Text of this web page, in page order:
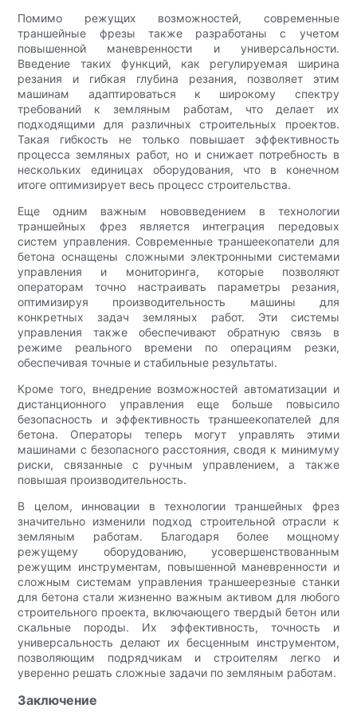
Помимо режущих возможностей, современные
траншейные фрезы также разработаны с учетом
повышенной маневренности и универсальности.
Введение таких функций, как регулируемая ширина
резания и гибкая глубина резания, позволяет этим
машинам адаптироваться к широкому спектру
требований к земляным работам, что делает их
подходящими для различных строительных проектов.
Такая гибкость не только повышает эффективность
процесса земляных работ, но и снижает потребность в
нескольких единицах оборудования, что в конечном
итоге оптимизирует весь процесс строительства.
Еще одним важным нововведением в технологии
траншейных фрез является интеграция передовых
систем управления. Современные траншеекопатели для
бетона оснащены сложными электронными системами
управления и мониторинга, которые позволяют
операторам точно настраивать параметры резания,
оптимизируя производительность машины для
конкретных задач земляных работ. Эти системы
управления также обеспечивают обратную связь в
режиме реального времени по операциям резки,
обеспечивая точные и стабильные результаты.
Кроме того, внедрение возможностей автоматизации и
дистанционного управления еще больше повысило
безопасность и эффективность траншеекопателей для
бетона. Операторы теперь могут управлять этими
машинами с безопасного расстояния, сводя к минимуму
риски, связанные с ручным управлением, а также
повышая производительность.
В целом, инновации в технологии траншейных фрез
значительно изменили подход строительной отрасли к
земляным работам. Благодаря более мощному
режущему оборудованию, усовершенствованным
режущим инструментам, повышенной маневренности и
сложным системам управления траншеерезные станки
для бетона стали жизненно важным активом для любого
строительного проекта, включающего твердый бетон или
скальные породы. Их эффективность, точность и
универсальность делают их бесценным инструментом,
позволяющим подрядчикам и строителям легко и
уверенно решать сложные задачи по земляным работам.
Заключение